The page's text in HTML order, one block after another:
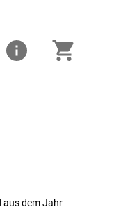
2-Euro-Münze
aus dem Jahr